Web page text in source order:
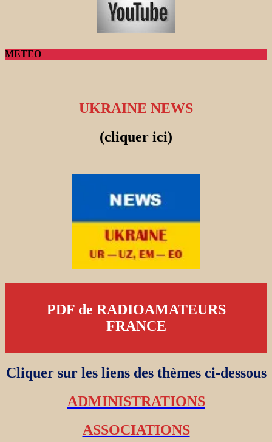
METEO
UKRAINE NEWS
(cliquer ici)
PDF de RADIOAMATEURS
FRANCE
Cliquer sur les liens des thèmes ci-dessous
ADMINISTRATIONS
ASSOCIATIONS